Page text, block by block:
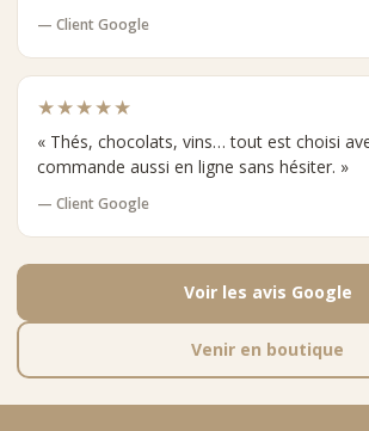
— Client Google
★★★★★
« Thés, chocolats, vins… tout est choisi
commande aussi en ligne sans hésiter. »
— Client Google
Voir les avis Google
Venir en boutique